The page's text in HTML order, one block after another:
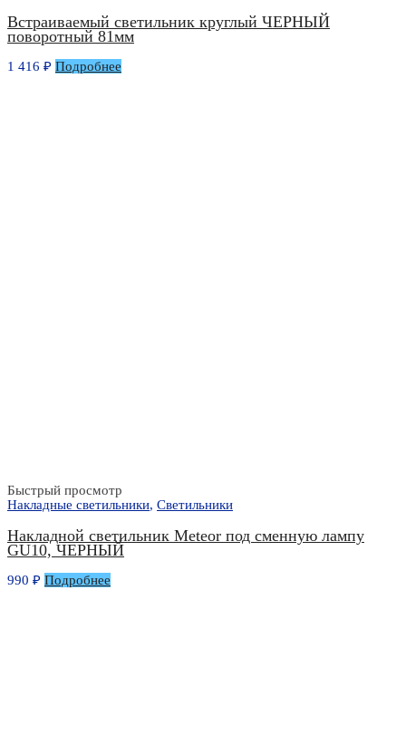
Встраиваемый светильник круглый ЧЕРНЫЙ
поворотный 81мм
1 416 ₽ Подробнее
Быстрый просмотр
Накладные светильники, Светильники
Накладной светильник Meteor под сменную лампу
GU10, ЧЕРНЫЙ
990 ₽ Подробнее